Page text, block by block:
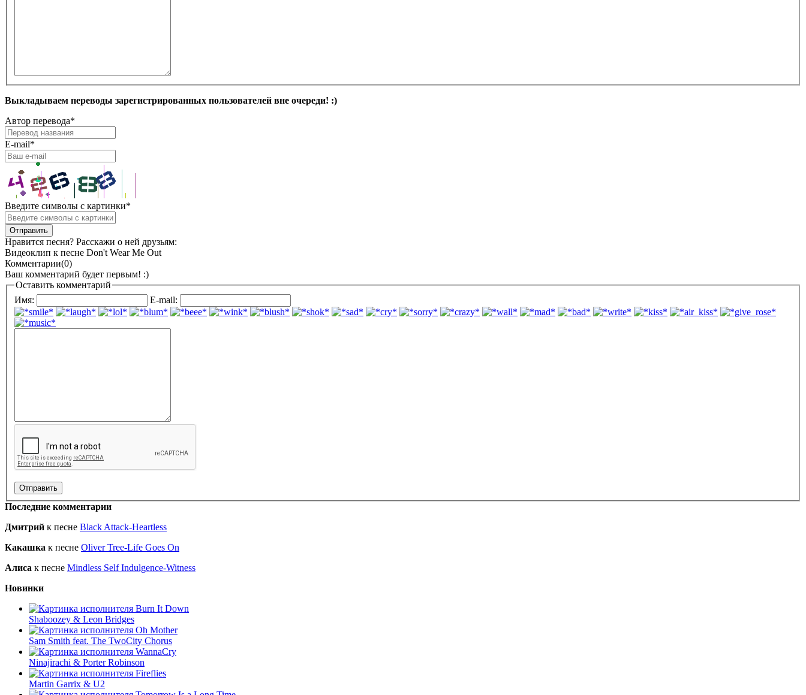
Выкладываем переводы зарегистрированных пользователей вне очереди! :)
Автор перевода*
E-mail*
Введите символы с картинки*
Нравится песня? Расскажи о ней друзьям:
Видеоклип к песне Don't Wear Me Out
Комментарии(0)
Ваш комментарий будет первым! :)
Оставить комментарий
Имя:
E-mail:
Последние комментарии
Дмитрий к песне Black Attack-Heartless
Какашка к песне Oliver Tree-Life Goes On
Алиса к песне Mindless Self Indulgence-Witness
Новинки
Burn It Down
Shaboozey & Leon Bridges
Oh Mother
Sam Smith feat. The TwoCity Chorus
WannaCry
Ninajirachi & Porter Robinson
Fireflies
Martin Garrix & U2